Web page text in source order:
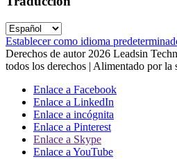
Establecer como idioma
Derechos de autor 2026 Leadsin
todos los derechos | Alimentado por la
Enlace a Facebook
Enlace a LinkedIn
Enlace a incógnita
Enlace a Pinterest
Enlace a Skype
Enlace a YouTube